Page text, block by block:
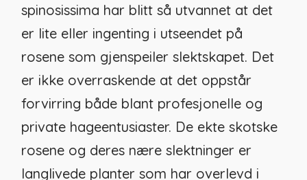
spinosissima har blitt så utvannet at det
er lite eller ingenting i utseendet på
rosene som gjenspeiler slektskapet. Det
er ikke overraskende at det oppstår
forvirring både blant profesjonelle og
private hageentusiaster. De ekte skotske
rosene og deres nære slektninger er
langlivede planter som har overlevd i